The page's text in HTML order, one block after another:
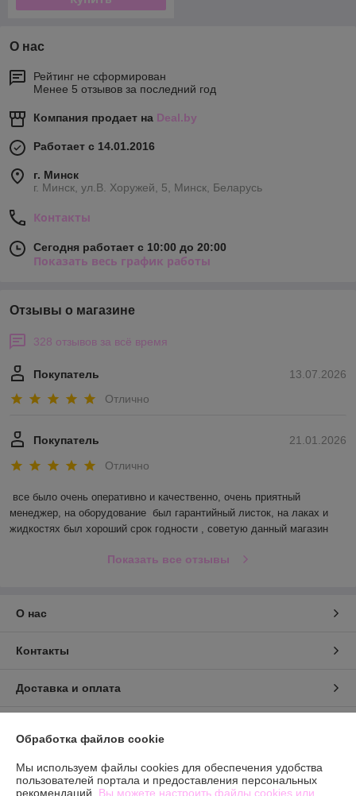
О нас
Рейтинг не сформирован
Менее 5 отзывов за последний год
Компания продает на Deal.by
Работает с 14.01.2016
г. Минск
г. Минск, ул.В. Хоружей, 5, Минск, Беларусь
Контакты
Сегодня работает с 10:00 до 20:00
Показать весь график работы
Отзывы о магазине
328 отзывов за всё время
13.07.2026
Покупатель
Отлично
21.01.2026
Покупатель
Отлично
все было очень оперативно и качественно, очень приятный
менеджер, на оборудование  был гарантийный листок, на лаках и
жидкостях был хороший срок годности , советую данный магазин
Показать все отзывы
О нас
Контакты
Доставка и оплата
Полная версия сайта
Обработка файлов cookie
Мы используем файлы cookies для обеспечения удобства
пользователей портала и предоставления персональных
рекомендаций. Вы можете настроить файлы cookies или